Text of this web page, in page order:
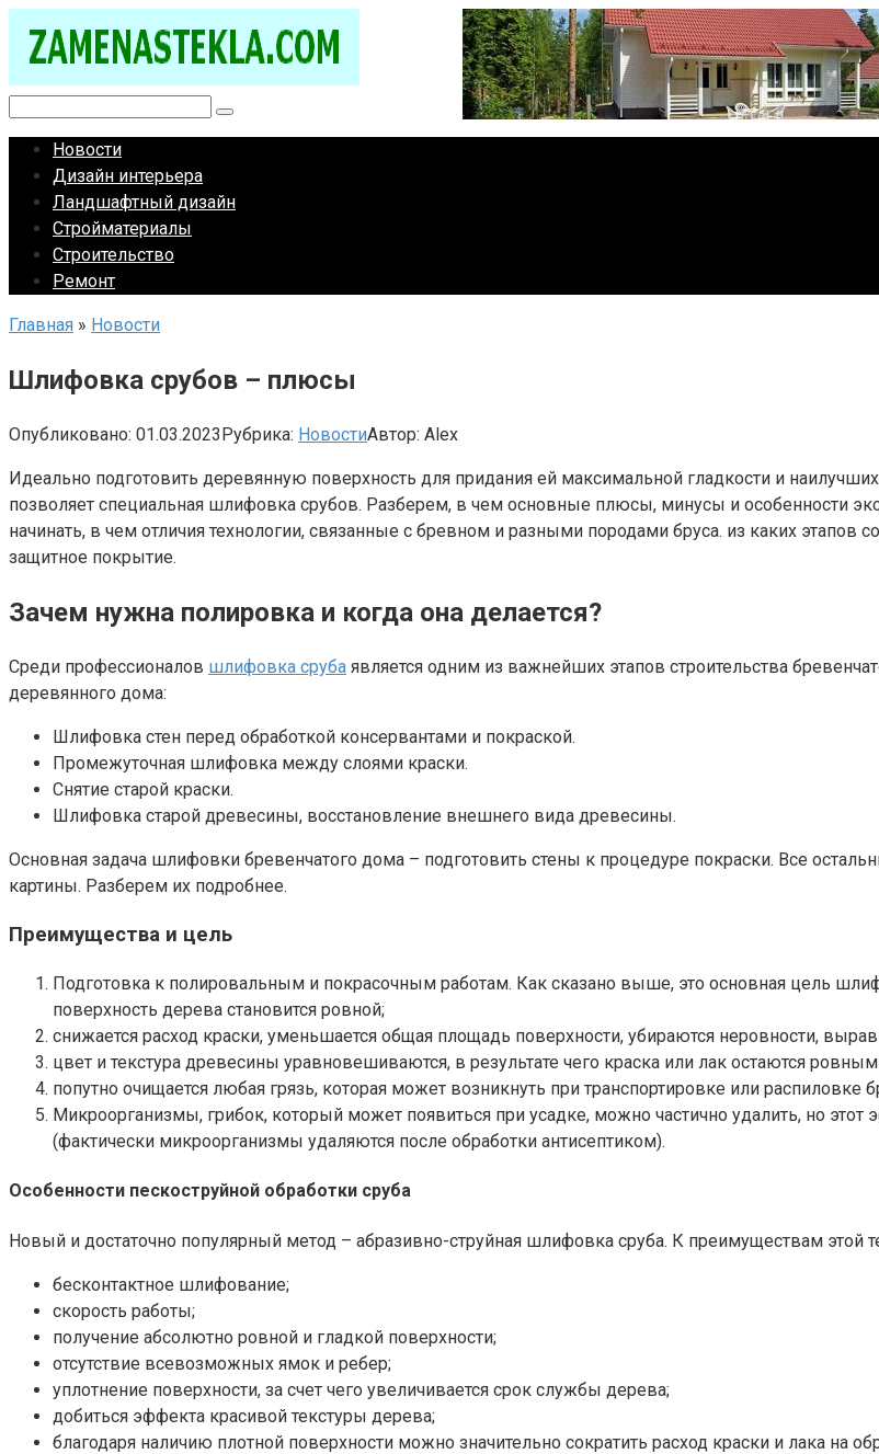
Новости
Дизайн интерьера
Ландшафтный дизайн
Стройматериалы
Строительство
Ремонт
Главная » Новости
Шлифовка срубов – плюсы
Опубликовано: 01.03.2023Рубрика: НовостиАвтор: Alex
Идеально подготовить деревянную поверхность для придания ей максимальной гладкости и
позволяет специальная шлифовка срубов. Разберем, в чем основные плюсы, минусы и особенности
начинать, в чем отличия технологии, связанные с бревном и разными породами бруса. из каких этапов
защитное покрытие.
Зачем нужна полировка и когда она делается?
Среди профессионалов шлифовка сруба является одним из важнейших этапов строительства
деревянного дома:
Шлифовка стен перед обработкой консервантами и покраской.
Промежуточная шлифовка между слоями краски.
Снятие старой краски.
Шлифовка старой древесины, восстановление внешнего вида древесины.
Основная задача шлифовки бревенчатого дома – подготовить стены к процедуре покраски. Все
картины. Разберем их подробнее.
Преимущества и цель
Подготовка к полировальным и покрасочным работам. Как сказано выше, это основная цель
поверхность дерева становится ровной;
снижается расход краски, уменьшается общая площадь поверхности, убираются неровности,
цвет и текстура древесины уравновешиваются, в результате чего краска или лак остаются
попутно очищается любая грязь, которая может возникнуть при транспортировке или распиловке
Микроорганизмы, грибок, который может появиться при усадке, можно частично удалить, но
(фактически микроорганизмы удаляются после обработки антисептиком).
Особенности пескоструйной обработки сруба
Новый и достаточно популярный метод – абразивно-струйная шлифовка сруба. К преимуществам этой
бесконтактное шлифование;
скорость работы;
получение абсолютно ровной и гладкой поверхности;
отсутствие всевозможных ямок и ребер;
уплотнение поверхности, за счет чего увеличивается срок службы дерева;
добиться эффекта красивой текстуры дерева;
благодаря наличию плотной поверхности можно значительно сократить расход краски и лака на